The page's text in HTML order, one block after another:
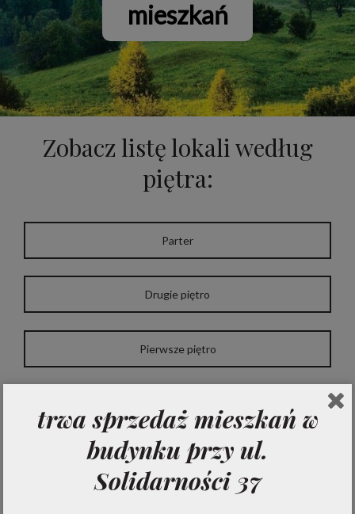
mieszkań
Zobacz listę lokali według
piętra:
Parter
Drugie piętro
Pierwsze piętro
Zobacz pełną listę lokali:
trwa sprzedaż mieszkań w
budynku przy ul.
Solidarności 37